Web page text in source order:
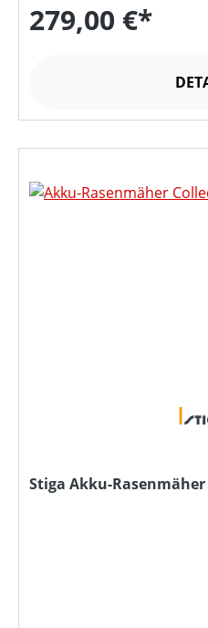
279,00 €*
Stiga Akku-